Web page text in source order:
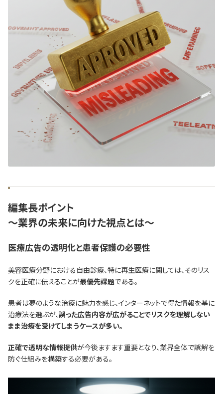
編集長ポイント
～業界の未来に向けた視点とは～
医療広告の透明化と患者保護の必要性
美容医療分野における自由診療、特に再生医療に関しては、そのリス
クを正確に伝えることが最優先課題である。
患者は夢のような治療に魅力を感じ、インターネットで得た情報を基に
治療法を選ぶが、誤った広告内容が広がることでリスクを理解しない
まま治療を受けてしまうケースが多い。
正確で透明な情報提供が今後ますます重要となり、業界全体で誤解を
防ぐ仕組みを構築する必要がある。